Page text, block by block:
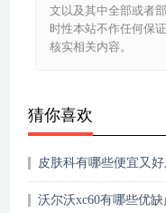
文以及其中全部或者
时性本站不作任何保
核实相关内容。
猜你喜欢
皮肤科有哪些便宜又
沃尔沃xc60有哪些优缺